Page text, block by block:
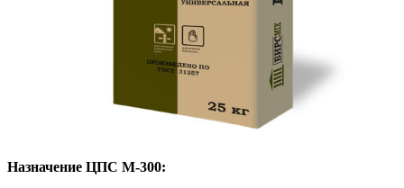
Назначение ЦПС М-300: